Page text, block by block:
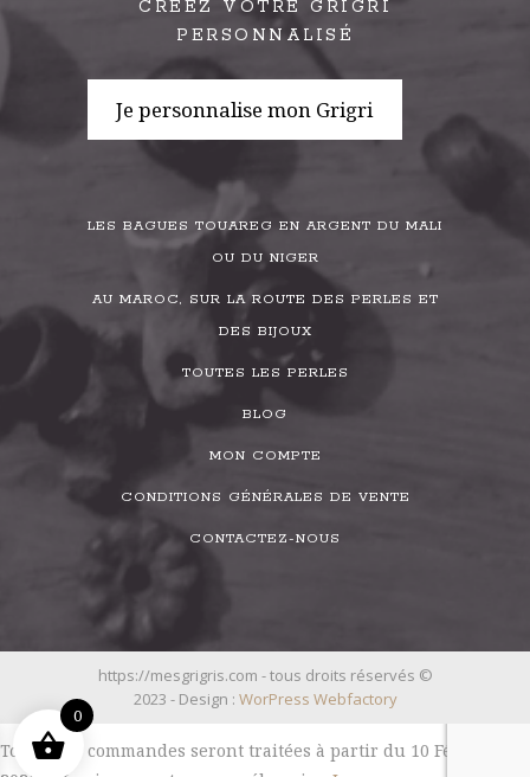
CRÉEZ VOTRE GRIGRI
PERSONNALISÉ
Je personnalise mon Grigri
LES BAGUES TOUAREG EN ARGENT DU MALI
OU DU NIGER
AU MAROC, SUR LA ROUTE DES PERLES ET
DES BIJOUX
TOUTES LES PERLES
BLOG
MON COMPTE
CONDITIONS GÉNÉRALES DE VENTE
CONTACTEZ-NOUS
https://mesgrigris.com - tous droits réservés ©
2023 - Design : WorPress Webfactory
Toutes les commandes seront traitées à partir du 10 Février
0